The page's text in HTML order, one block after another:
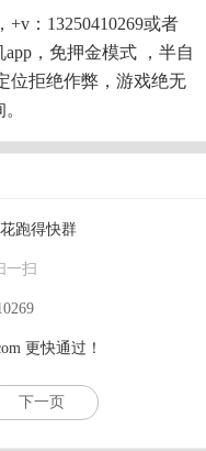
：13250410269或者
app，免押金模式 ，半自
位拒绝作弊，游戏绝无
一扫
更快通过！
下一页